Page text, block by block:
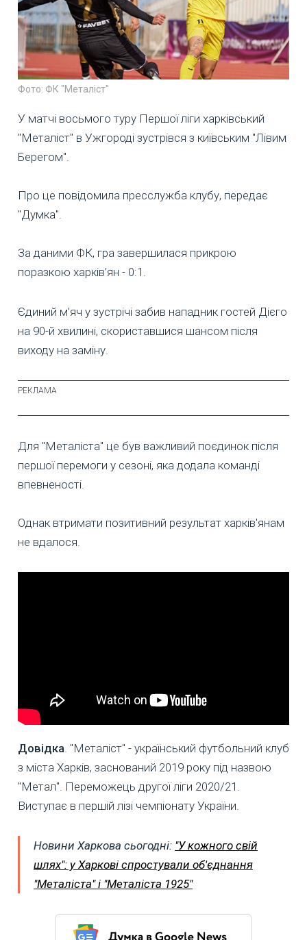
Фото: ФК "Металіст"
У матчі восьмого туру Першої ліги харківський
"Металіст" в Ужгороді зустрівся з київським "Лівим
Берегом".
Про це повідомила пресслужба клубу, передає
"Думка".
За даними ФК, гра завершилася прикрою
поразкою харків’ян - 0:1.
Єдиний м’яч у зустрічі забив нападник гостей Дієго
на 90-й хвилині, скориставшися шансом після
виходу на заміну.
Для "Металіста" це був важливий поєдинок після
першої перемоги у сезоні, яка додала команді
впевненості.
Однак втримати позитивний результат харків'янам
не вдалося.
Довідка. "Металіст" - український футбольний клуб
з міста Харків, заснований 2019 року під назвою
"Метал". Переможець другої ліги 2020/21.
Виступає в першій лізі чемпіонату України.
Новини Харкова сьогодні: "У кожного свій
шлях": у Харкові спростували об'єднання
"Металіста" і "Металіста 1925"